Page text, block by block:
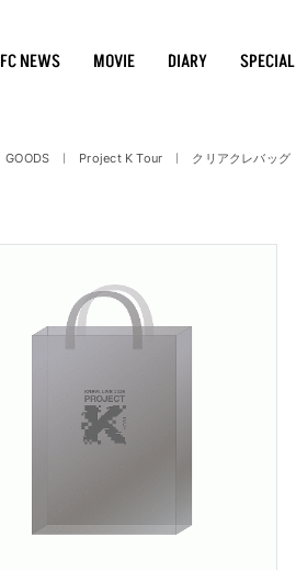
FC NEWS MOVIE DIARY SPECIAL
GOODS Project K Tour クリアクレバッグ